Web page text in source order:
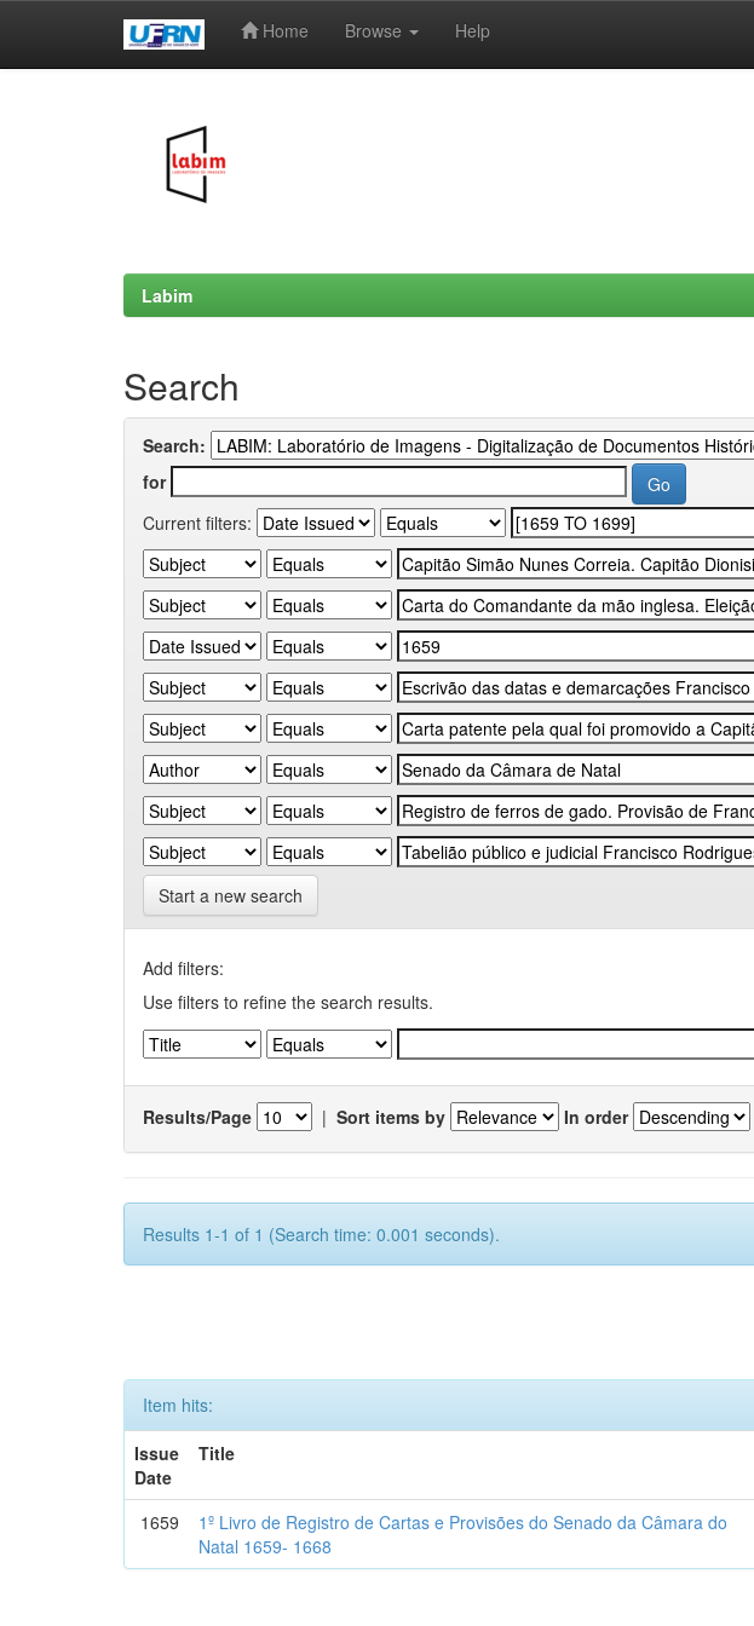
Home Browse Help
Labim
Search
Search:
for
Current filters:
Start a new search
Add filters:
Use filters to refine the search results.
Results/Page | Sort items by In order
Results 1-1 of 1 (Search time: 0.001 seconds).
Item hits:
Issue
Date
Title
1659
1º Livro de Registro de Cartas e Provisões do Senado da Câmara do
Natal 1659- 1668